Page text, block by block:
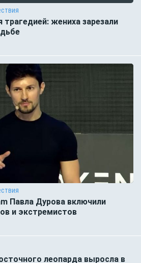
трагедией: жениха зарезали
Павла Дурова включили
и экстремистов
леопарда выросла в